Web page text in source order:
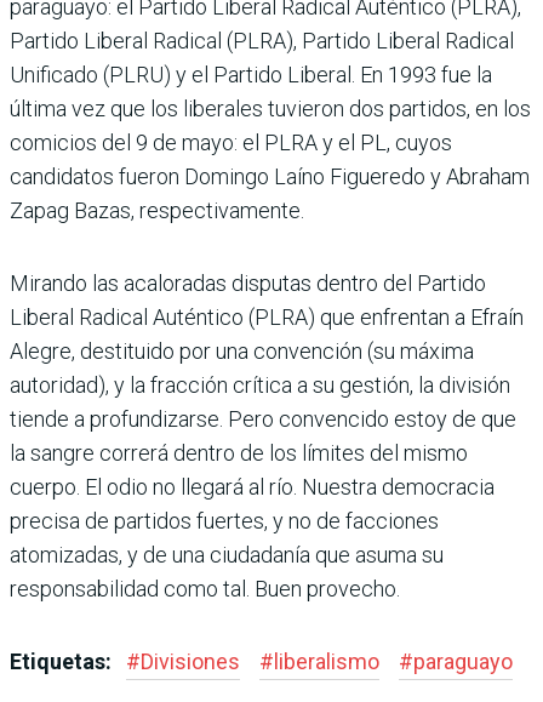
paraguayo: el Partido Liberal Radical Auténtico (PLRA),
Partido Liberal Radical (PLRA), Partido Liberal Radical
Unificado (PLRU) y el Partido Liberal. En 1993 fue la
última vez que los liberales tuvieron dos partidos, en los
comicios del 9 de mayo: el PLRA y el PL, cuyos
candidatos fueron Domingo Laíno Figueredo y Abraham
Zapag Bazas, respectivamente.
Mirando las acaloradas disputas dentro del Partido
Liberal Radical Auténtico (PLRA) que enfrentan a Efraín
Alegre, destituido por una convención (su máxima
autoridad), y la fracción crítica a su gestión, la división
tiende a profundizarse. Pero convencido estoy de que
la sangre correrá dentro de los límites del mismo
cuerpo. El odio no llegará al río. Nuestra democracia
precisa de partidos fuertes, y no de facciones
atomizadas, y de una ciudadanía que asuma su
responsabilidad como tal. Buen provecho.
Etiquetas: #Divisiones # liberalismo #paraguayo